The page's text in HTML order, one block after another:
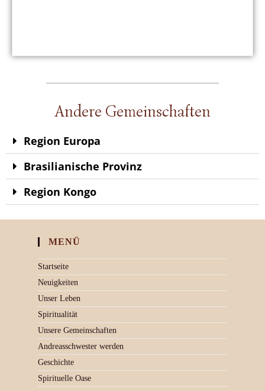
Andere Gemeinschaften
Region Europa
Brasilianische Provinz
Region Kongo
MENÜ
Startseite
Neuigkeiten
Unser Leben
Spiritualität
Unsere Gemeinschaften
Andreasschwester werden
Geschichte
Spirituelle Oase